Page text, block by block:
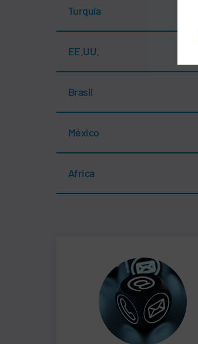
Turquía
EE.UU.
Brasil
México
Africa